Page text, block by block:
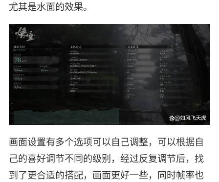
尤其是水面的效果。
画面设置有多个选项可以自己调整，可以根据自
己的喜好调节不同的级别，经过反复调节后，找
到了更合适的搭配，画面更好一些，同时帧率也